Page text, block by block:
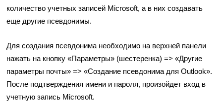
количество учетных записей Microsoft, а в них создавать
еще другие псевдонимы.
Для создания псевдонима необходимо на верхней панели
нажать на кнопку «Параметры» (шестеренка) => «Другие
параметры почты» => «Создание псевдонима для Outlook».
После подтверждения имени и пароля, произойдет вход в
учетную запись Microsoft.